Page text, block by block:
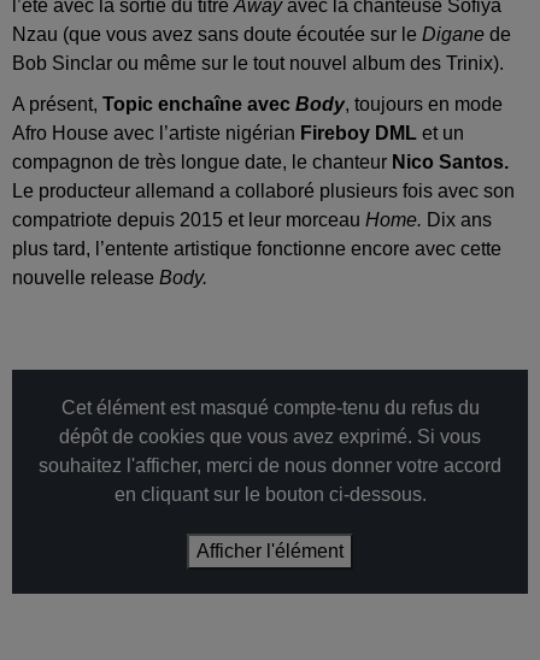
l’été avec la sortie du titreAwayavec la chanteuse Sofiya
Nzau (que vous avez sans doute écoutée sur le Digane de
Bob Sinclar ou même sur le tout nouvel album des Trinix).
A présent, Topic enchaîne avec Body, toujours en mode
Afro House avec l’artiste nigérian Fireboy DML et un
compagnon de très longue date, le chanteur Nico Santos.
Le producteur allemand a collaboré plusieurs fois avec son
compatriote depuis 2015 et leur morceau Home. Dix ans
plus tard, l’entente artistique fonctionne encore avec cette
nouvelle release Body.
Cet élément est masqué compte-tenu du refus du
dépôt de cookies que vous avez exprimé. Si vous
souhaitez l'afficher, merci de nous donner votre accord
en cliquant sur le bouton ci-dessous.
Afficher l'élément